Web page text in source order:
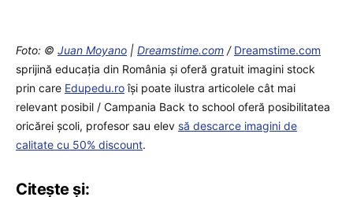
Foto: © Juan Moyano | Dreamstime.com / Dreamstime.com
sprijină educaţia din România şi oferă gratuit imagini stock
prin care Edupedu.roîşi poate ilustra articolele cât mai
relevant posibil / Campania Back to school oferă posibilitatea
oricărei școli, profesor sau elev să descarce imagini de
calitate cu 50% discount.
Citește și: